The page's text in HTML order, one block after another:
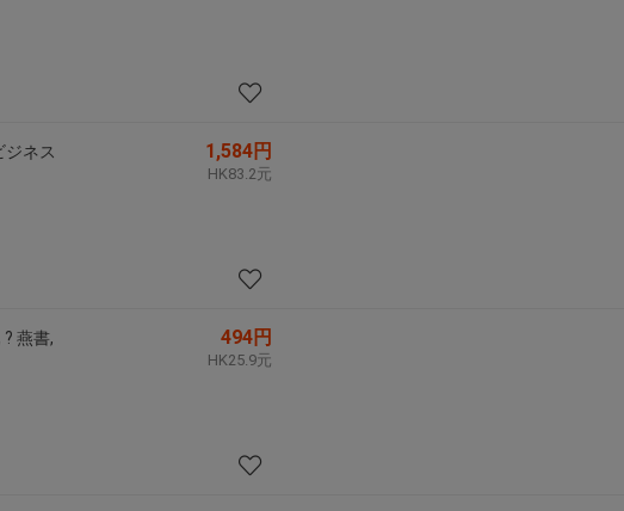
ジネス
1,584円
HK83.2元
燕書,
494円
HK25.9元